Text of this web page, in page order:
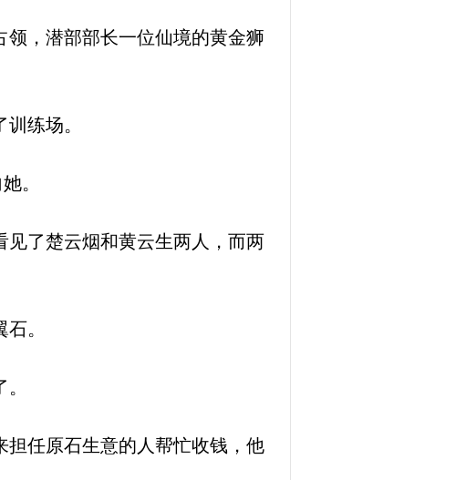
，潜部部长一位仙境的黄金狮
练场。
。
了楚云烟和黄云生两人，而两
。
任原石生意的人帮忙收钱，他